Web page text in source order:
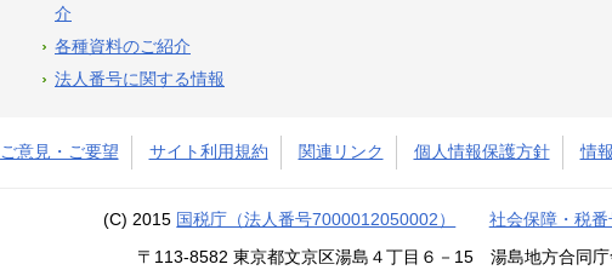
介
各種資料のご紹介
法人番号に関する情報
ご意見・ご要望 サイト利用規約 関連リンク 個人情報保護方針 情
(C) 2015 国税庁（法人番号7000012050002） 社会保障・税番
〒113-8582 東京都文京区湯島４丁目６－15 湯島地方合同庁